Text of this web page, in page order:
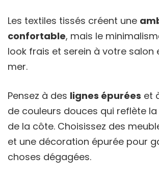
Les textiles tissés créent une
confortable, mais le
look frais et serein à votre salon
mer.
Pensez à des lignes épurées et
de couleurs douces qui reflète
de la côte. Choisissez des
et une décoration épurée pour
choses dégagées.